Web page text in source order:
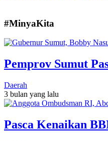
#MinyaKita
Pemprov Sumut
Daerah
3 bulan yang lalu
Pasca Kenaikan